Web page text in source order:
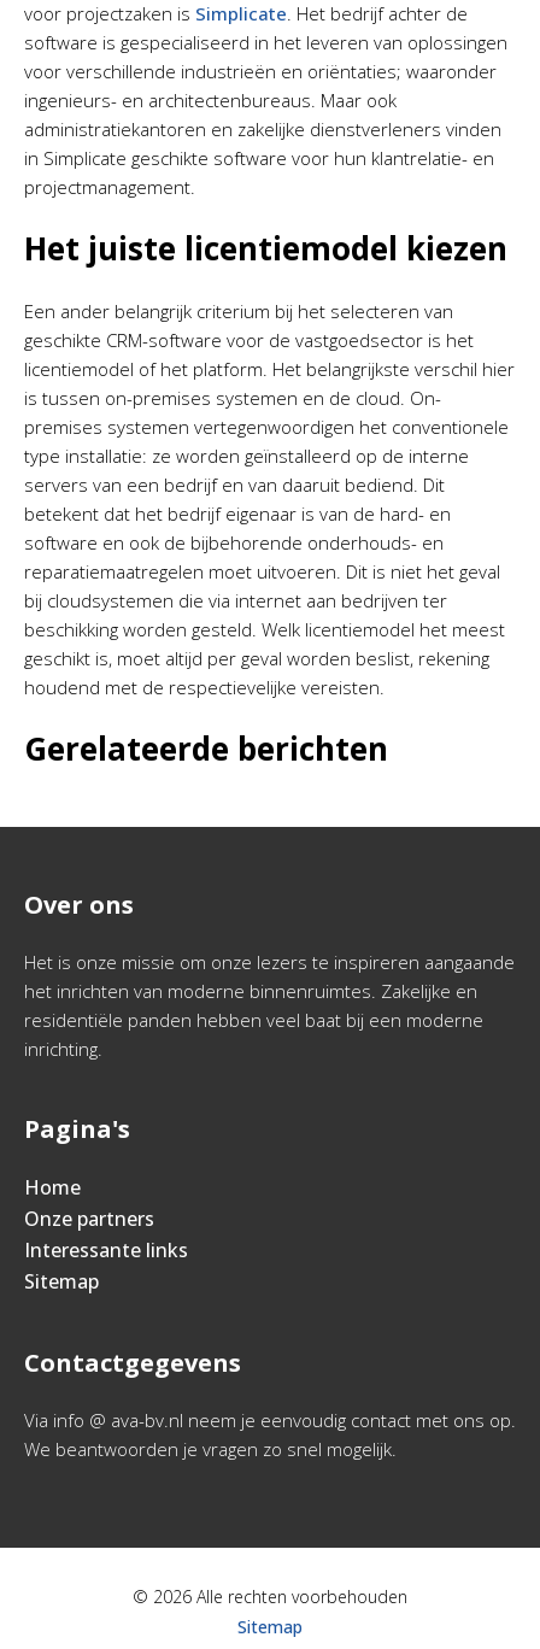
voor projectzaken is Simplicate. Het bedrijf achter de
software is gespecialiseerd in het leveren van oplossingen
voor verschillende industrieën en oriëntaties; waaronder
ingenieurs- en architectenbureaus. Maar ook
administratiekantoren en zakelijke dienstverleners vinden
in Simplicate geschikte software voor hun klantrelatie- en
projectmanagement.
Het juiste licentiemodel kiezen
Een ander belangrijk criterium bij het selecteren van
geschikte CRM-software voor de vastgoedsector is het
licentiemodel of het platform. Het belangrijkste verschil hier
is tussen on-premises systemen en de cloud. On-
premises systemen vertegenwoordigen het conventionele
type installatie: ze worden geïnstalleerd op de interne
servers van een bedrijf en van daaruit bediend. Dit
betekent dat het bedrijf eigenaar is van de hard- en
software en ook de bijbehorende onderhouds- en
reparatiemaatregelen moet uitvoeren. Dit is niet het geval
bij cloudsystemen die via internet aan bedrijven ter
beschikking worden gesteld. Welk licentiemodel het meest
geschikt is, moet altijd per geval worden beslist, rekening
houdend met de respectievelijke vereisten.
Gerelateerde berichten
Over ons
Het is onze missie om onze lezers te inspireren aangaande
het inrichten van moderne binnenruimtes. Zakelijke en
residentiële panden hebben veel baat bij een moderne
inrichting.
Pagina's
Home
Onze partners
Interessante links
Sitemap
Contactgegevens
Via info @ ava-bv.nl neem je eenvoudig contact met ons op.
We beantwoorden je vragen zo snel mogelijk.
© 2026 Alle rechten voorbehouden
Sitemap